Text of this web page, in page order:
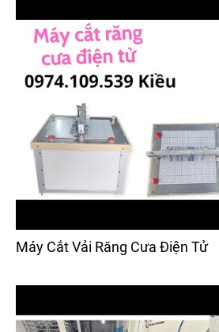
Máy Cắt Vải Răng Cưa Điện Tử